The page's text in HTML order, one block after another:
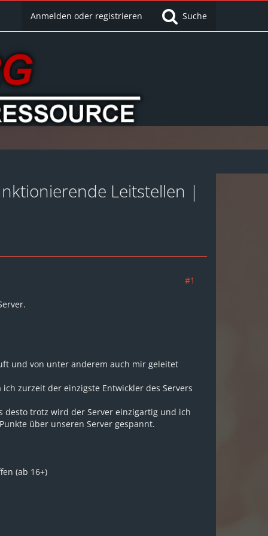
Anmelden oder registrieren Suche
Leitstellen |
#1
und von unter anderem auch mir geleitet
zurzeit der einzigste Entwickler des Servers
trotz wird der Server einzigartig und ich
über unseren Server gespannt.
(ab 16+)